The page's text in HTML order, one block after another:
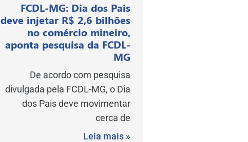
FCDL-MG: Dia dos Pais
deve injetar R$ 2,6 bilhões
no comércio mineiro,
aponta pesquisa da FCDL-
MG
De acordo com pesquisa
divulgada pela FCDL-MG, o Dia
dos Pais deve movimentar
cerca de
Leia mais »